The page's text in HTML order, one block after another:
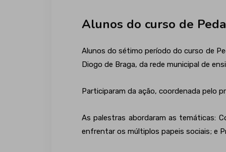
Alunos do curso de
Alunos do sétimo período do curso de
Diogo de Braga, da rede municipal de
Participaram da ação, coordenada pelo
As palestras abordaram as temáticas:
enfrentar os múltiplos papeis sociais; e